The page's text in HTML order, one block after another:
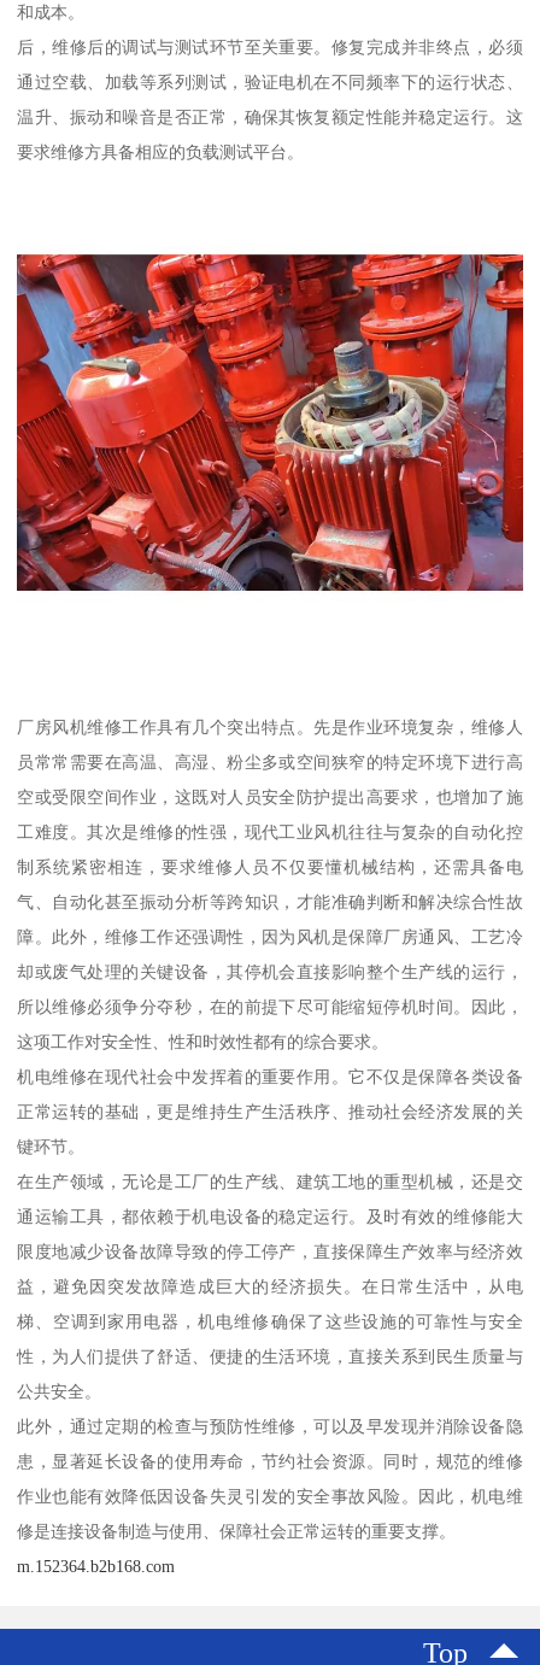
和成本。
后，维修后的调试与测试环节至关重要。修复完成并非终点，必须
通过空载、加载等系列测试，验证电机在不同频率下的运行状态、
温升、振动和噪音是否正常，确保其恢复额定性能并稳定运行。这
要求维修方具备相应的负载测试平台。
厂房风机维修工作具有几个突出特点。先是作业环境复杂，维修人
员常常需要在高温、高湿、粉尘多或空间狭窄的特定环境下进行高
空或受限空间作业，这既对人员安全防护提出高要求，也增加了施
工难度。其次是维修的性强，现代工业风机往往与复杂的自动化控
制系统紧密相连，要求维修人员不仅要懂机械结构，还需具备电
气、自动化甚至振动分析等跨知识，才能准确判断和解决综合性故
障。此外，维修工作还强调性，因为风机是保障厂房通风、工艺冷
却或废气处理的关键设备，其停机会直接影响整个生产线的运行，
所以维修必须争分夺秒，在的前提下尽可能缩短停机时间。因此，
这项工作对安全性、性和时效性都有的综合要求。
机电维修在现代社会中发挥着的重要作用。它不仅是保障各类设备
正常运转的基础，更是维持生产生活秩序、推动社会经济发展的关
键环节。
在生产领域，无论是工厂的生产线、建筑工地的重型机械，还是交
通运输工具，都依赖于机电设备的稳定运行。及时有效的维修能大
限度地减少设备故障导致的停工停产，直接保障生产效率与经济效
益，避免因突发故障造成巨大的经济损失。在日常生活中，从电
梯、空调到家用电器，机电维修确保了这些设施的可靠性与安全
性，为人们提供了舒适、便捷的生活环境，直接关系到民生质量与
公共安全。
此外，通过定期的检查与预防性维修，可以及早发现并消除设备隐
患，显著延长设备的使用寿命，节约社会资源。同时，规范的维修
作业也能有效降低因设备失灵引发的安全事故风险。因此，机电维
修是连接设备制造与使用、保障社会正常运转的重要支撑。
m.152364.b2b168.com
Top